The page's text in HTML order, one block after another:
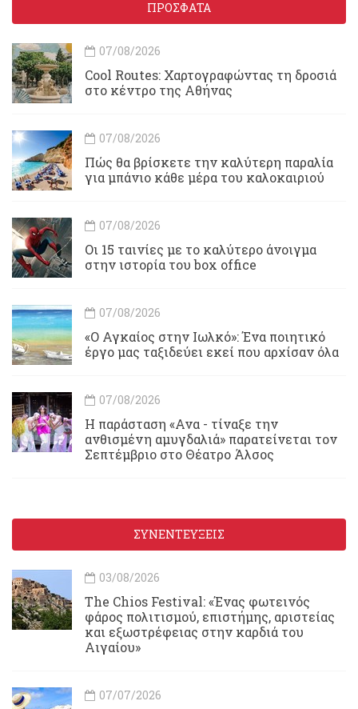
ΠΡΟΣΦΑΤΑ
07/08/2026
Cool Routes: Χαρτογραφώντας τη δροσιά
στο κέντρο της Αθήνας
07/08/2026
Πώς θα βρίσκετε την καλύτερη παραλία
για μπάνιο κάθε μέρα του καλοκαιριού
07/08/2026
Οι 15 ταινίες με το καλύτερο άνοιγμα
στην ιστορία του box office
07/08/2026
«Ο Αγκαίος στην Ιωλκό»: Ένα ποιητικό
έργο μας ταξιδεύει εκεί που αρχίσαν όλα
07/08/2026
Η παράσταση «Ανα - τίναξε την
ανθισμένη αμυγδαλιά» παρατείνεται τον
Σεπτέμβριο στο Θέατρο Άλσος
ΣΥΝΕΝΤΕΥΞΕΙΣ
03/08/2026
Τhe Chios Festival: «Ένας φωτεινός
φάρος πολιτισμού, επιστήμης, αριστείας
και εξωστρέφειας στην καρδιά του
Αιγαίου»
07/07/2026